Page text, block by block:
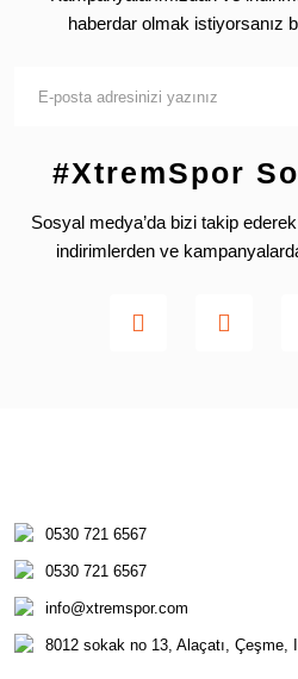
haberdar olmak istiyorsanız
#XtremSpor
Sosyal medya’da bizi takip
indirimlerden ve
0530 721 6567
0530 721 6567
info@xtremspor.com
8012 sokak no 13, Alaçatı, Çeşme,